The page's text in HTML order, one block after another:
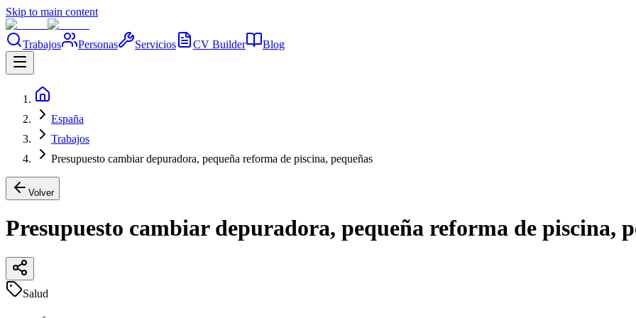
Skip to main content
Trabajos Personas Servicios CV Builder Blog
España
Trabajos
Presupuesto cambiar depuradora, pequeña reforma de piscina, pequeñas
Volver
Presupuesto cambiar depuradora, pequeña reforma de piscina,
Salud